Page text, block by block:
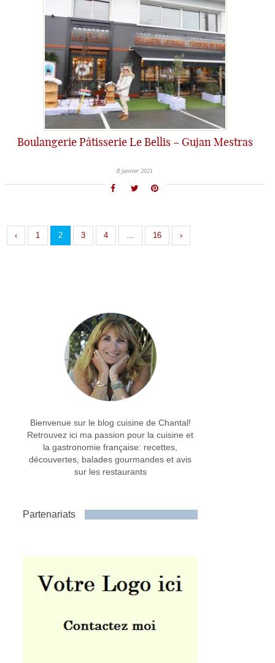
Boulangerie Pâtisserie Le Bellis – Gujan Mestras
8 janvier 2021
‹ 1 2 3 4 … 16 ›
Bienvenue sur le blog cuisine de Chantal!
Retrouvez ici ma passion pour la cuisine et
la gastronomie française: recettes,
découvertes, balades gourmandes et avis
sur les restaurants
Partenariats